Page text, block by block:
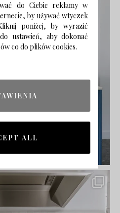
do Ciebie reklamy w
by używać wtyczek
poniżej, by wyrazić
ustawień, aby dokonać
co do plików cookies.
ALL